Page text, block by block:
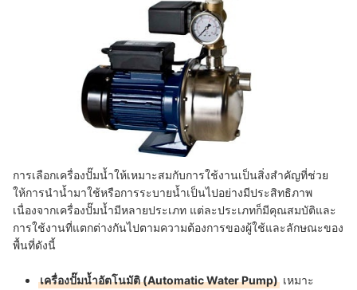
การเลือกเครื่องปั๊มน้ำให้เหมาะสมกับการใช้งานเป็นสิ่งสำคัญที่ช่วย
ให้การนำน้ำมาใช้หรือการระบายน้ำเป็นไปอย่างมีประสิทธิภาพ
เนื่องจากเครื่องปั๊มน้ำมีหลายประเภท แต่ละประเภทก็มีคุณสมบัติและ
การใช้งานที่แตกต่างกันไปตามความต้องการของผู้ใช้และลักษณะของ
พื้นที่ดังนี้
เครื่องปั๊มน้ำอัตโนมัติ (Automatic Water Pump) เหมาะ